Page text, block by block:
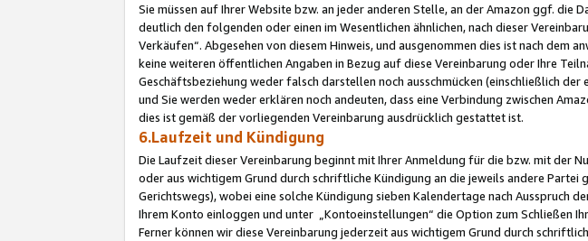
Sie müssen auf Ihrer Website bzw. an jeder anderen Stelle, an der Amazon ggf.
deutlich den folgenden oder einen im Wesentlichen ähnlichen, nach dieser
Verkäufen“. Abgesehen von diesem Hinweis, und ausgenommen dies ist nach
keine weiteren öffentlichen Angaben in Bezug auf diese Vereinbarung oder Ihre
Geschäftsbeziehung weder falsch darstellen noch ausschmücken (einschließlich
und Sie werden weder erklären noch andeuten, dass eine Verbindung zwischen
dies ist gemäß der vorliegenden Vereinbarung ausdrücklich gestattet ist.
6.Laufzeit und Kündigung
Die Laufzeit dieser Vereinbarung beginnt mit Ihrer Anmeldung für die bzw. mit der
oder aus wichtigem Grund durch schriftliche Kündigung an die jeweils andere
Gerichtswegs), wobei eine solche Kündigung sieben Kalendertage nach Ausspruch
Ihrem Konto einloggen und unter „Kontoeinstellungen“ die Option zum Schließen
Ferner können wir diese Vereinbarung jederzeit aus wichtigem Grund durch